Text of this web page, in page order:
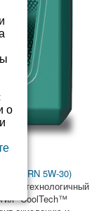
5000 RN 5W-30)
°CoolTech™
о